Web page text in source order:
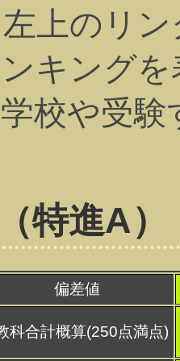
上のリ
キング
学校や受
特進A）
偏差値
科合計概算(250点満点)